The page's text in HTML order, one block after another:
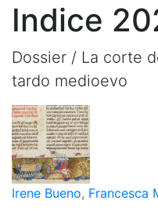
Indice
Dossier / La corte
tardo medioevo
Irene Bueno, Francesca